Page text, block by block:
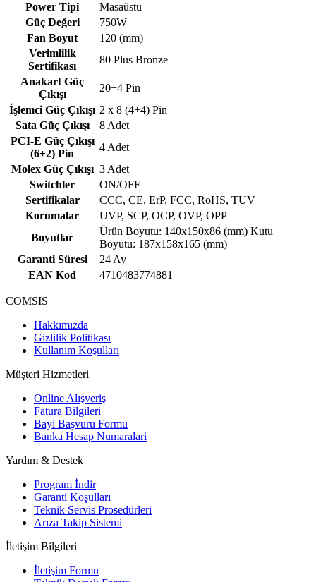
Power Tipi
Masaüstü
Güç Değeri
750W
Fan Boyut
120 (mm)
Verimlilik
Sertifikası
80 Plus Bronze
Anakart Güç
Çıkışı
20+4 Pin
İşlemci Güç Çıkışı 2 x 8 (4+4) Pin
Sata Güç Çıkışı
8 Adet
PCI-E Güç Çıkışı
(6+2) Pin
4 Adet
Molex Güç Çıkışı 3 Adet
Switchler
ON/OFF
Sertifikalar
CCC, CE, ErP, FCC, RoHS, TUV
Korumalar
UVP, SCP, OCP, OVP, OPP
Boyutlar
Ürün Boyutu: 140x150x86 (mm) Kutu
Boyutu: 187x158x165 (mm)
Garanti Süresi
24 Ay
EAN Kod
4710483774881
COMSIS
Hakkımızda
Gizlilik Politikası
Kullanım Koşulları
Müşteri Hizmetleri
Online Alışveriş
Fatura Bilgileri
Bayi Başvuru Formu
Banka Hesap Numaralari
Yardım & Destek
Program İndir
Garanti Koşulları
Teknik Servis Prosedürleri
Arıza Takip Sistemi
İletişim Bilgileri
İletişim Formu